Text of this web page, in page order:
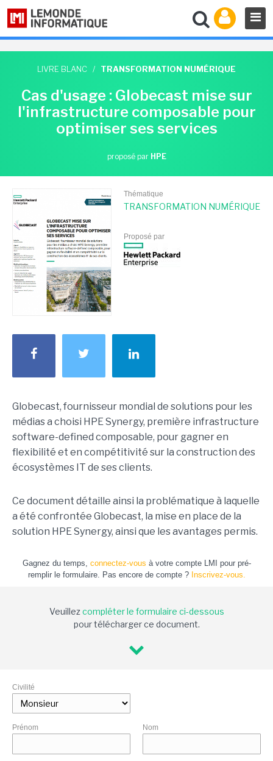
LIVRE BLANC / TRANSFORMATION NUMÉRIQUE
Cas d'usage : Globecast mise sur
l'infrastructure composable pour
optimiser ses services
proposé par HPE
Thématique
TRANSFORMATION NUMÉRIQUE
Proposé par
Globecast, fournisseur mondial de solutions pour les
médias a choisi HPE Synergy, première infrastructure
software-defined composable, pour gagner en
flexibilité et en compétitivité sur la construction des
écosystèmes IT de ses clients.
Ce document détaille ainsi la problématique à laquelle
a été confrontée Globecast, la mise en place de la
solution HPE Synergy, ainsi que les avantages permis.
Gagnez du temps, connectez-vous à votre compte LMI pour pré-
remplir le formulaire. Pas encore de compte ? Inscrivez-vous.
Veuillezcompléter le formulaire ci-dessous
pour télécharger ce document.
Civilité
Prénom Nom